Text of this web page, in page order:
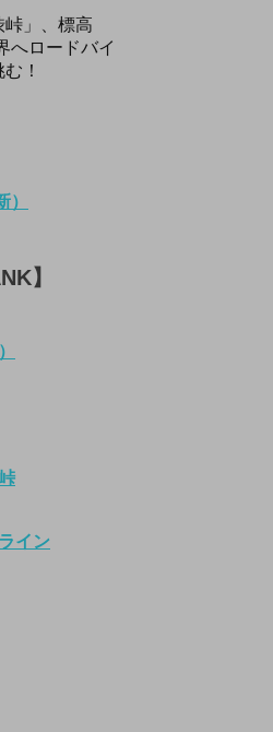
峠」、標高
へロードバイ
！
】
イン